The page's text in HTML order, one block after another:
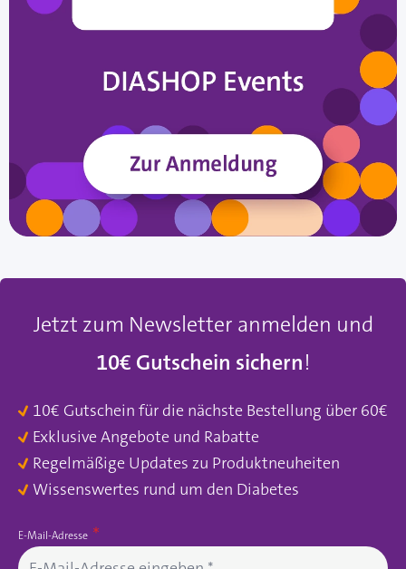
Jetzt zum Newsletter anmelden und
10€ Gutschein sichern!
10€ Gutschein für die nächste Bestellung über 60€
Exklusive Angebote und Rabatte
Regelmäßige Updates zu Produktneuheiten
Wissenswertes rund um den Diabetes
E-Mail-Adresse